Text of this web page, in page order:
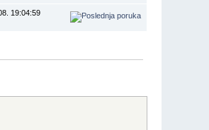
19:04:59